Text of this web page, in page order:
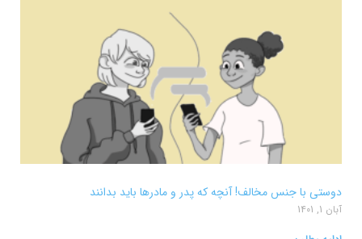
دوستی با جنس مخالف! آنچه که پدر و مادرها باید بدانند
آبان 1, 1401